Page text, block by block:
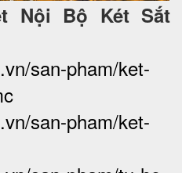
Nội Bộ Két Sắt
san-pham/ket-
san-pham/ket-